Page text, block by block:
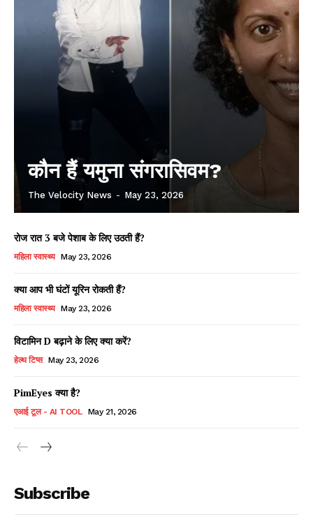
कौन हैं यमुना संगरासिवम?
The Velocity News - May 23, 2026
रोज रात 3 बजे पेशाब के लिए उठती हैं?
महिला स्वास्थ्य May 23, 2026
क्या आप भी घंटों यूरिन रोकती हैं?
महिला स्वास्थ्य May 23, 2026
विटामिन D बढ़ाने के लिए क्या करें?
हेल्थ टिप्स May 23, 2026
PimEyes क्या है?
एआई टूल - AI TOOL May 21, 2026
Subscribe